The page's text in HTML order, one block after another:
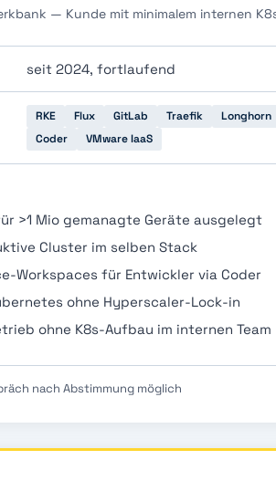
— Kunde mit minimalem internen
seit 2024, fortlaufend
RKE Flux GitLab Traefik Longhorn
Coder
VMware IaaS
>1 Mio gemanagte Geräte ausgelegt
Cluster im selben Stack
Workspaces für Entwickler via Coder
ohne Hyperscaler-Lock-in
ohne K8s-Aufbau im internen Team
nach Abstimmung möglich